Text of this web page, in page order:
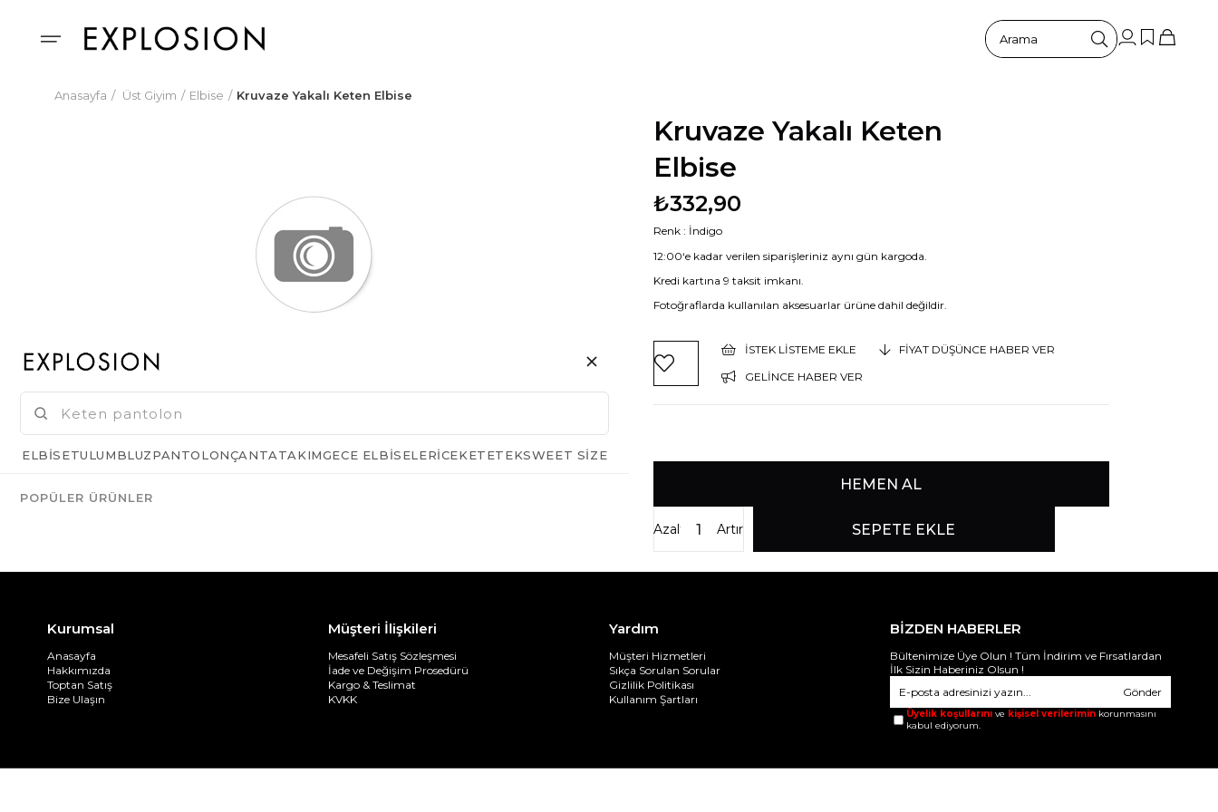
Anasayfa Üst Giyim Elbise Kruvaze Yakalı Keten Elbise
Kruvaze Yakalı Keten
Elbise
₺332,90
Renk : İndigo
12:00‘e kadar verilen siparişleriniz aynı gün kargoda.
Kredi kartına 9 taksit imkanı.
Fotoğraflarda kullanılan aksesuarlar ürüne dahil değildir.
İSTEK LISTEME EKLE
FIYAT DÜŞÜNCE HABER VER
GELINCE HABER VER
Artır
Azalt
Kurumsal
Anasayfa
Hakkımızda
Toptan Satış
Bize Ulaşın
Müşteri İlişkileri
Mesafeli Satış Sözleşmesi
İade ve Değişim Prosedürü
Kargo & Teslimat
KVKK
Yardım
Müşteri Hizmetleri
Sıkça Sorulan Sorular
Gizlilik Politikası
Kullanım Şartları
BİZDEN HABERLER
Bültenimize Üye Olun ! Tüm İndirim ve Fırsatlardan
İlk Sizin Haberiniz Olsun !
Gönder
Üyelik koşullarınıve kişisel verileriminkorunmasını
kabul ediyorum.
ELBISETULUMBLUZPANTOLONÇANTATAKIMGECE ELBISELERICEKETETEKSWEET SIZE
POPÜLER ÜRÜNLER